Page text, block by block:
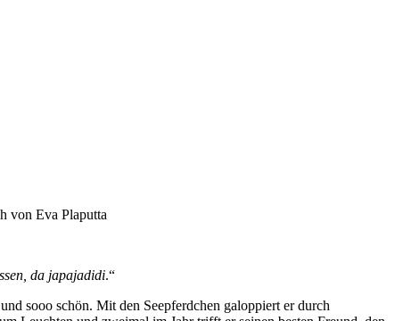
von Eva Plaputta
da japajadidi.“
sooo schön. Mit den Seepferdchen galoppiert er durch